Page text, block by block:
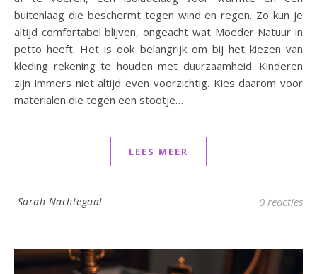
buitenlaag die beschermt tegen wind en regen. Zo kun je
altijd comfortabel blijven, ongeacht wat Moeder Natuur in
petto heeft. Het is ook belangrijk om bij het kiezen van
kleding rekening te houden met duurzaamheid. Kinderen
zijn immers niet altijd even voorzichtig. Kies daarom voor
materialen die tegen een stootje…
LEES MEER
Sarah Nachtegaal 0 reacties